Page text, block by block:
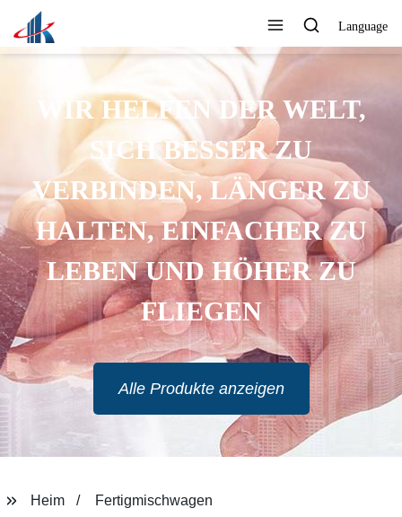
Language
WIR HELFEN DER WELT,
SICH BESSER ZU
VERBINDEN, LÄNGER ZU
HALTEN, EINFACHER ZU
LEBEN UND HÖHER ZU
FLIEGEN
Alle Produkte anzeigen
Heim Fertigmischwagen